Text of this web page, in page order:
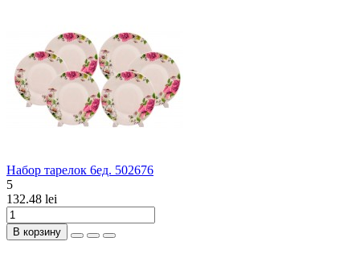
Набор тарелок 6ед. 502676
5
132.48 lei
В корзину